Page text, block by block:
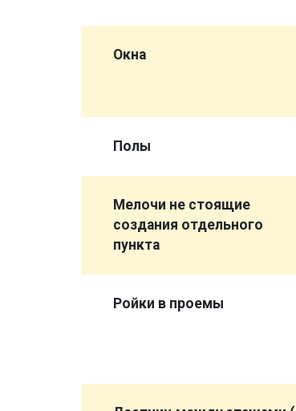
Окна
Полы
Мелочи не стоящие
создания отдельного
пункта
Ройки в проемы